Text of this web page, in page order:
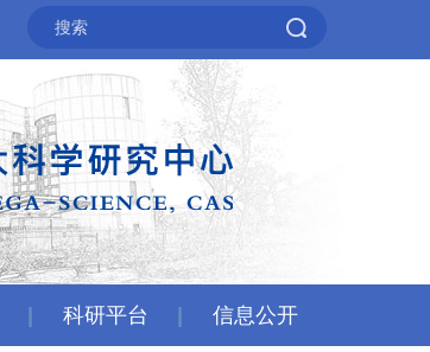
科研平台 信息公开